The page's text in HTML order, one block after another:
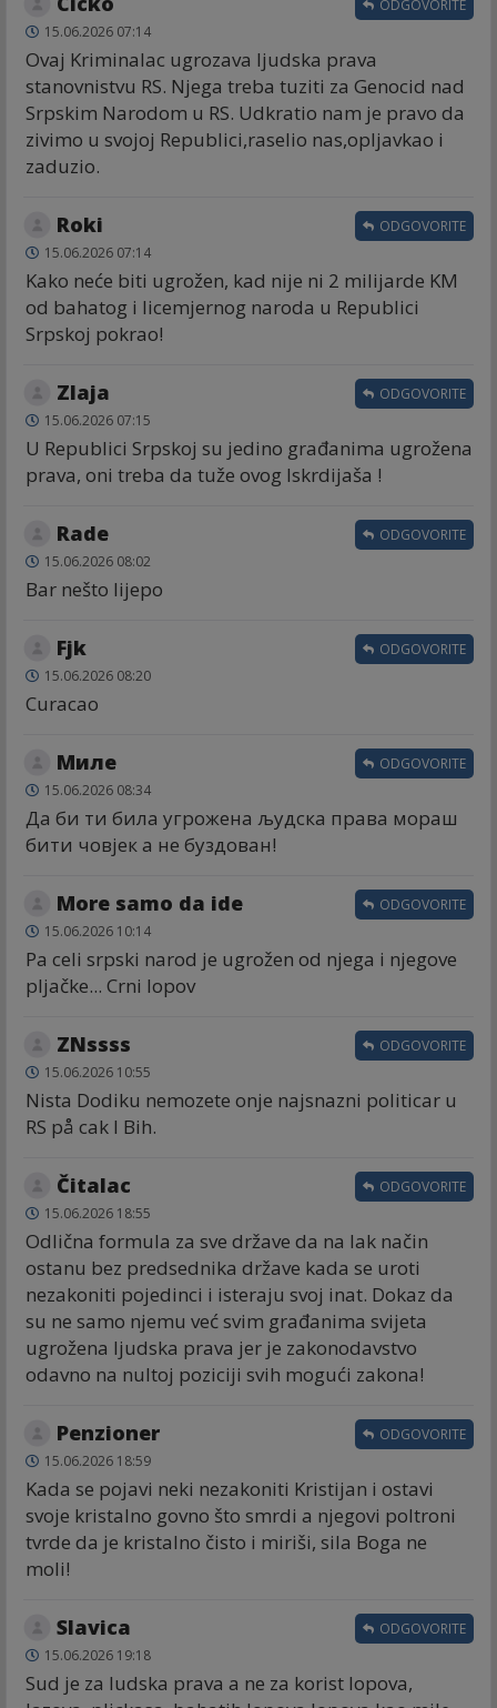
15.06.2026 07:14
Ovaj Kriminalac ugrozava ljudska prava
stanovnistvu RS. Njega treba tuziti za Genocid nad
Srpskim Narodom u RS. Udkratio nam je pravo da
zivimo u svojoj Republici,raselio nas,opljavkao i
zaduzio.
ODGOVORITE
Roki
15.06.2026 07:14
Kako neće biti ugrožen, kad nije ni 2 milijarde KM
od bahatog i licemjernog naroda u Republici
Srpskoj pokrao!
ODGOVORITE
Zlaja
15.06.2026 07:15
U Republici Srpskoj su jedino građanima ugrožena
prava, oni treba da tuže ovog lskrdijaša !
ODGOVORITE
Rade
15.06.2026 08:02
Bar nešto lijepo
ODGOVORITE
Fjk
15.06.2026 08:20
Curacao
ODGOVORITE
Миле
15.06.2026 08:34
Да би ти била угрожена људска права мораш
бити човјек а не буздован!
ODGOVORITE
More samo da ide
15.06.2026 10:14
Pa celi srpski narod je ugrožen od njega i njegove
pljačke... Crni lopov
ODGOVORITE
ZNssss
15.06.2026 10:55
Nista Dodiku nemozete onje najsnazni politicar u
RS på cak I Bih.
ODGOVORITE
Čitalac
15.06.2026 18:55
Odlična formula za sve države da na lak način
ostanu bez predsednika države kada se uroti
nezakoniti pojedinci i isteraju svoj inat. Dokaz da
su ne samo njemu već svim građanima svijeta
ugrožena ljudska prava jer je zakonodavstvo
odavno na nultoj poziciji svih mogući zakona!
ODGOVORITE
Penzioner
15.06.2026 18:59
Kada se pojavi neki nezakoniti Kristijan i ostavi
svoje kristalno govno što smrdi a njegovi poltroni
tvrde da je kristalno čisto i miriši, sila Boga ne
moli!
ODGOVORITE
Slavica
15.06.2026 19:18
Sud je za ludska prava a ne za korist lopova,
ODGOVORITE